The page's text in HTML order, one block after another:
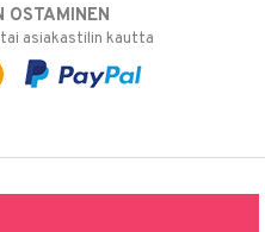
OSTAMINEN
asiakastilin kautta